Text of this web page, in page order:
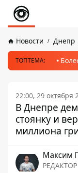
Новости Днепр
ТОПТЕМА:
22:00, 29 октября
В Днепре
стоянку и
миллиона
Максим
РЕДАКТОР